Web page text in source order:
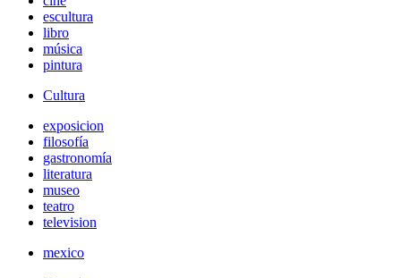
escultura
libro
música
pintura
Cultura
exposicion
filosofía
gastronomía
literatura
museo
teatro
television
mexico